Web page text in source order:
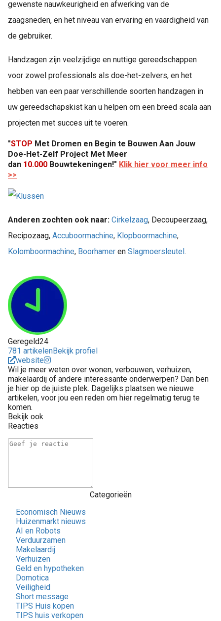
gewenste nauwkeurigheid en afwerking van de
zaagsneden, en het niveau van ervaring en vaardigheid van
de gebruiker.
Handzagen zijn veelzijdige en nuttige gereedschappen
voor zowel professionals als doe-het-zelvers, en het
hebben van een paar verschillende soorten handzagen in
uw gereedschapskist kan u helpen om een breed scala aan
projecten met succes uit te voeren.
"STOP Met Dromen en Begin te Bouwen Aan Jouw
Doe-Het-Zelf Project Met Meer
dan 10.000 Bouwtekeningen!" Klik hier voor meer info
>>
Anderen zochten ook naar: Cirkelzaag, Decoupeerzaag,
Recipozaag, Accuboormachine, Klopboormachine,
Kolomboormachine, Boorhamer en Slagmoersleutel .
Geregeld24
781 artikelenBekijk profiel
website
Wil je meer weten over wonen, verbouwen, verhuizen,
makelaardij of andere interessante onderwerpen? Dan ben
je hier op de juiste plek. Dagelijks plaatsen we nieuwe
artikelen, voor jou een reden om hier regelmatig terug te
komen.
Bekijk ook
Reacties
Categorieën
Economisch Nieuws
Huizenmarkt nieuws
AI en Robots
Verduurzamen
Makelaardij
Verhuizen
Geld en hypotheken
Domotica
Veiligheid
Short message
TIPS Huis kopen
TIPS huis verkopen